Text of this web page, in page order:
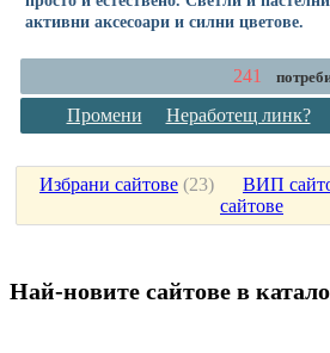
активни аксесоари и силни цветове.
241
Промени Неработещ линк?
Избрани сайтове (23) ВИП
сайтове
Най-новите сайтoве в